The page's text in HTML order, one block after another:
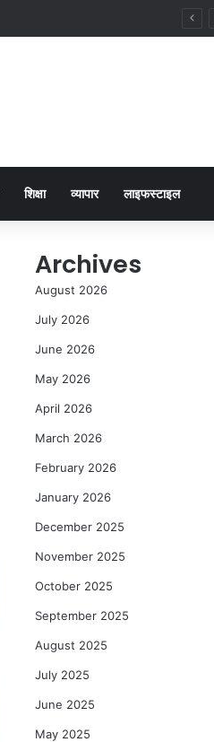
शिक्षा व्यापार लाइफस्टाइल
Archives
August 2026
July 2026
June 2026
May 2026
April 2026
March 2026
February 2026
January 2026
December 2025
November 2025
October 2025
September 2025
August 2025
July 2025
June 2025
May 2025